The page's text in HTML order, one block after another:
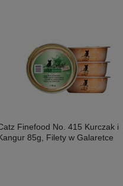
Finefood No. 415 Kurczak i
85g, Filety w Galaretce